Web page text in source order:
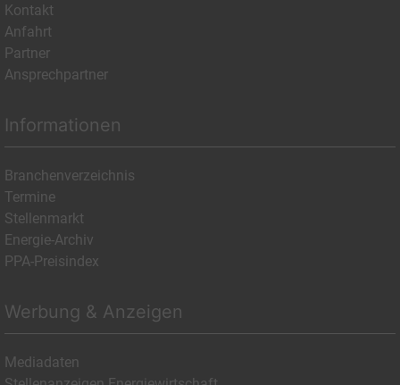
Kontakt
Anfahrt
Partner
Ansprechpartner
Informationen
Branchenverzeichnis
Termine
Stellenmarkt
Energie-Archiv
PPA-Preisindex
Werbung & Anzeigen
Mediadaten